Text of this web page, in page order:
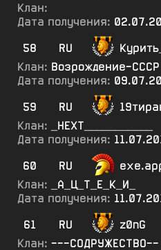
Клан:
Дата получения:
58
RU
Клан: Возрождение-СССР
Дата получения:
59
RU
Клан:
_НЕХТ___________
Дата получения:
60
RU
Клан:
_А_Ц_Т_Е_К_И_
Дата получения:
61
RU
z0nG
Клан: ---СОДРУЖЕСТВО--